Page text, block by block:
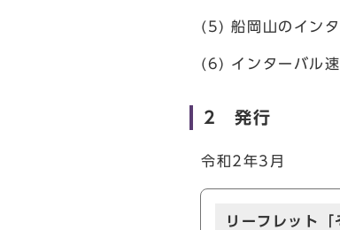
(5) 船岡山のイン
(6) インターバル
2 発行
令和2年3月
リーフレット